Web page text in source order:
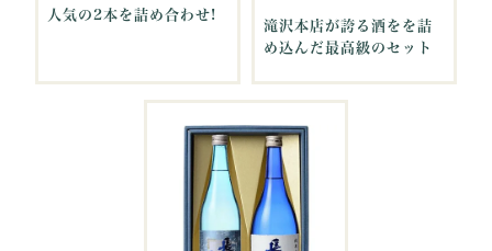
人気の2本を詰め合わせ!
滝沢本店が誇る酒をを詰
め込んだ最高級のセット